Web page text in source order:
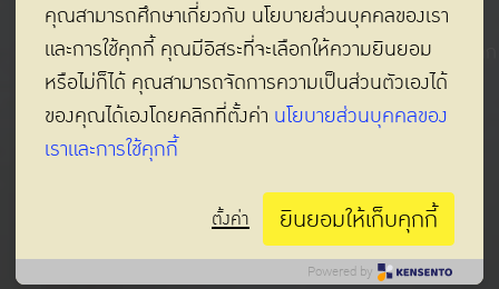
สั่งซื้อผ้าอ้อมเบบี้เลิฟง่ายๆออนไลน์ ส่งฟรีถึงบ้านพร้อมโปรโมชั่นหลาก
หลายจากร้านค้าที่คุณเลือก
สั่งซื้อออนไลน์
คุณสามารถศึกษาเกี่ยวกับ นโยบายส่วนบุคคลของเรา
และการใช้คุกกี้ คุณมีอิสระที่จะเลือกให้ความยินยอม
หรือไม่ก็ได้ คุณสามารถจัดการความเป็นส่วนตัวเองได้
ของคุณได้เองโดยคลิกที่ตั้งค่า นโยบายส่วนบุคคลของ
เราและการใช้คุกกี้
ตั้งค่า ยินยอมให้เก็บคุกกี้
Powered by